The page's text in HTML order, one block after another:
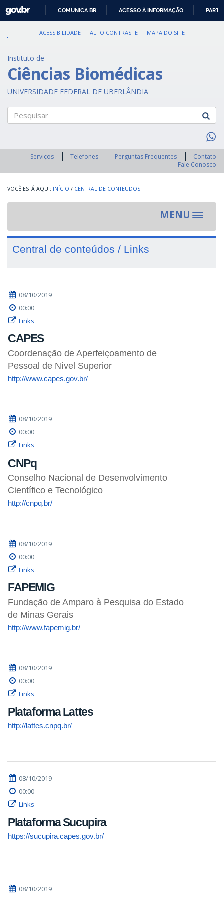
PARA
O
GOVBR
COMUNICA BR ACESSO À INFORMAÇÃO
ACESSIBILIDADE ALTO CONTRASTE MAPA DO SITE
Instituto de
Ciências Biomédicas
UNIVERSIDADE FEDERAL DE UBERLÂNDIA
Serviços Telefones Perguntas Frequentes
Contato
Fale Conosco
INÍCIO / CENTRAL DE CONTEUDOS
MENU
Toggle
Central de conteúdos / Links
08/10/2019
00:00
Links
CAPES
Coordenação de Aperfeiçoamento de
Pessoal de Nível Superior
http://www.capes.gov.br/
08/10/2019
00:00
Links
CNPq
Conselho Nacional de Desenvolvimento
Científico e Tecnológico
http://cnpq.br/
08/10/2019
00:00
Links
FAPEMIG
Fundação de Amparo à Pesquisa do Estado
de Minas Gerais
http://www.fapemig.br/
08/10/2019
00:00
Links
Plataforma Lattes
http://lattes.cnpq.br/
08/10/2019
00:00
Links
Plataforma Sucupira
https://sucupira.capes.gov.br/
08/10/2019